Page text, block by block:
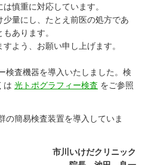
慎重に対応しています。
量にし、たとえ前医の処方であ
あります。
よう、お願い申し上げます。
検査機器を導入いたしました。検
は 光トポグラフィー検査 をご参照
の簡易検査装置を導入していま
市川いけだクリニック